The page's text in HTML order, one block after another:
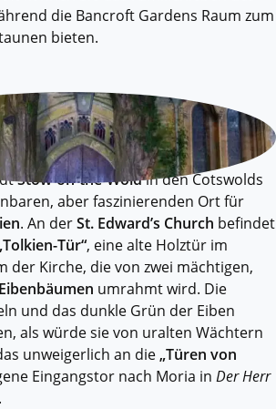
die Bancroft Gardens Raum zum
bieten.
Stow-on-the-Woldin den Cotswolds
aber faszinierenden Ort für
. An derSt. Edward’s Church befindet
Tür“, eine alte Holztür im
der Kirche, die von zwei mächtigen,
Eibenbäumen umrahmt wird. Die
und das dunkle Grün der Eiben
als würde sie von uralten Wächtern
unweigerlich an die„Türen von
Eingangstor nach Moria in Der Herr